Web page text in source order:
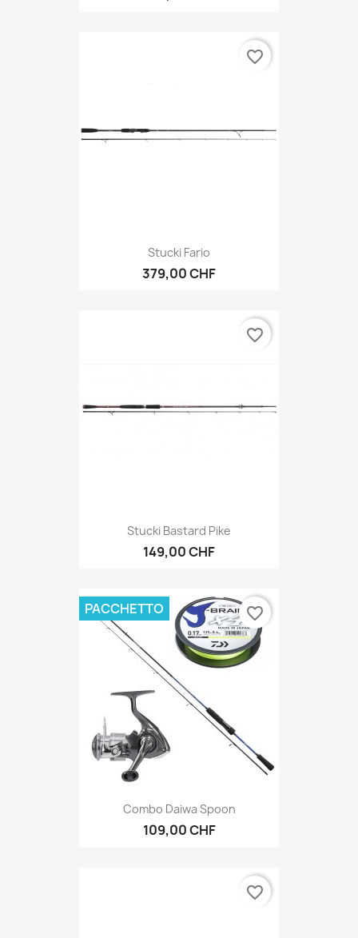
Stucki Fario
379,00 CHF
favorite_border
Stucki Bastard Pike
149,00 CHF
favorite_border
Combo Daiwa Spoon
109,00 CHF
PACCHETTO favorite_border
favorite_border